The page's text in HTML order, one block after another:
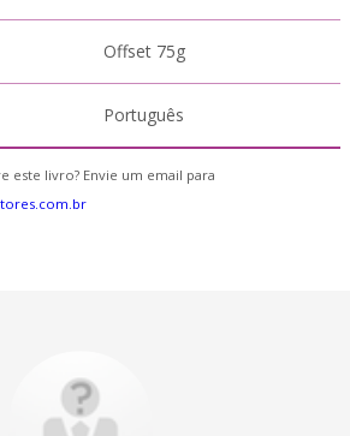
Offset 75g
Português
este livro? Envie um email para